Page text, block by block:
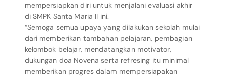
mempersiapkan diri untuk menjalani evaluasi akhir
di SMPK Santa Maria II ini.
“Semoga semua upaya yang dilakukan sekolah mulai
dari memberikan tambahan pelajaran, pembagian
kelombok belajar, mendatangkan motivator,
dukungan doa Novena serta refresing itu minimal
memberikan progres dalam mempersiapakan